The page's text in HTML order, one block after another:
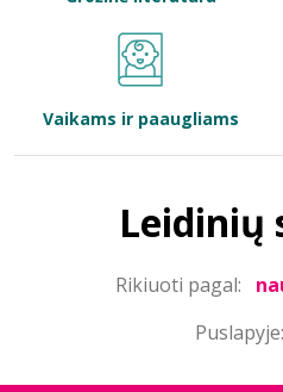
Bibliotekoms
Vaikams ir paaugliams
Leidinių
Rikiuoti pagal:
Puslapyje: